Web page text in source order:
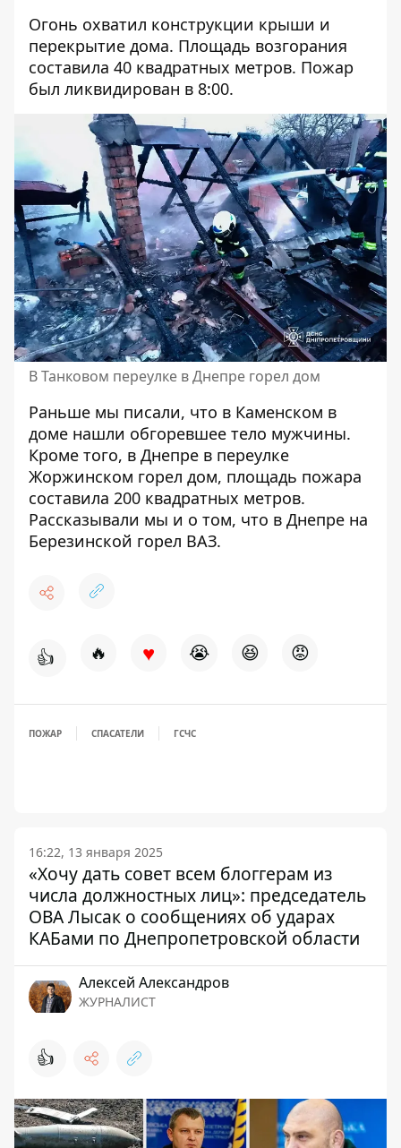
Огонь охватил конструкции крыши и
перекрытие дома. Площадь возгорания
составила 40 квадратных метров. Пожар
был ликвидирован в 8:00.
В Танковом переулке в Днепре горел дом
Раньше мы писали, что в Каменском в
доме нашли обгоревшее тело мужчины.
Кроме того, в Днепре в переулке
Жоржинском горел дом, площадь пожара
составила 200 квадратных метров.
Рассказывали мы и о том, что в Днепре на
Березинской горел ВАЗ.
👍 🔥 ♥ 😭 😆 😡
ПОЖАР СПАСАТЕЛИ ГСЧС
16:22, 13 января 2025
«Хочу дать совет всем блоггерам из
числа должностных лиц»: председатель
ОВА Лысак о сообщениях об ударах
КАБами по Днепропетровской области
Алексей Александров
ЖУРНАЛИСТ
👍